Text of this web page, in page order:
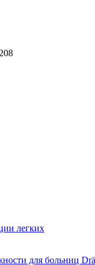
легких
для больниц